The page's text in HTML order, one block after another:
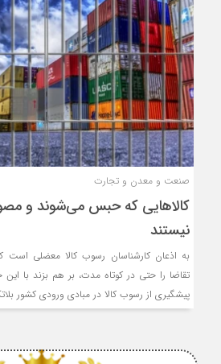
صنعت و معدن و تجارت
کالاهایی که حبس می‌شوند و
نیستند
به اذعان کارشناسان رسوب کالا معضلی است
تقاضا را حتی در کوتاه مدت، بر هم بزند با
پیشگیری از رسوب کالا در مبادی ورودی کشور